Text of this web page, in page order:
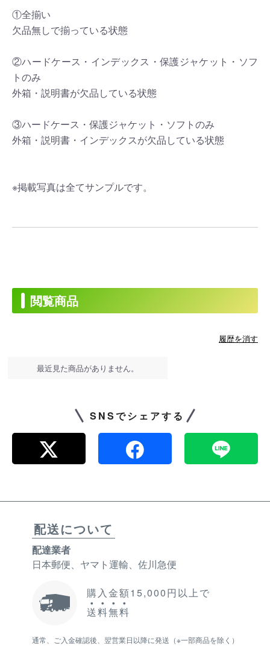
①全揃い
欠品無しで揃っている状態
②ハードケース・インデックス・保護ジャケット・ソフ
トのみ
外箱・説明書が欠品している状態
③ハードケース・保護ジャケット・ソフトのみ
外箱・説明書・インデックスが欠品している状態
※掲載写真は全てサンプルです。
閲覧商品
履歴を消す
最近見た商品がありません。
SNSでシェアする
配送について
配達業者
日本郵便、ヤマト運輸、佐川急便
購入金額15,000円以上で
送料無料
通常、ご入金確認後、翌営業日以降に発送（※一部商品を除く）